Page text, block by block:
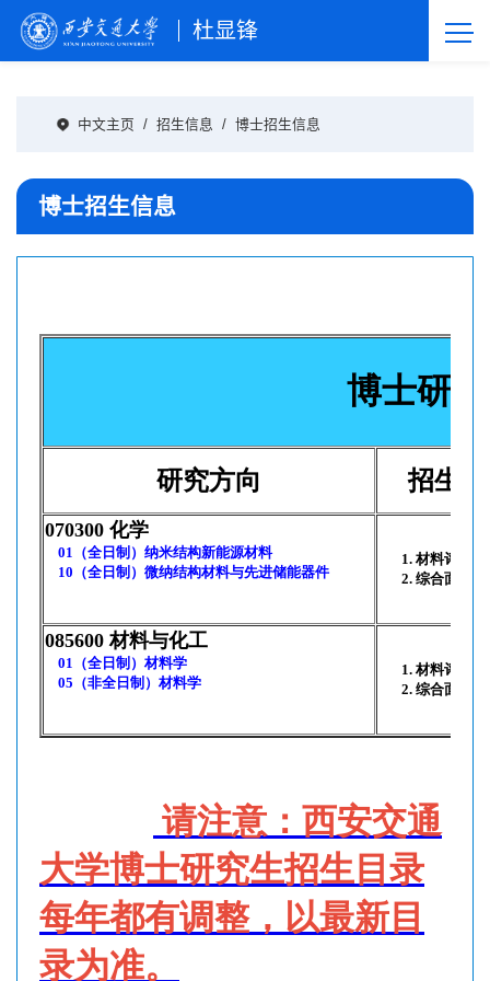
杜显锋
中文主页 / 招生信息 / 博士招生信息
博士招生信息